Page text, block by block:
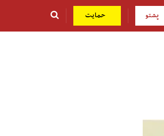
پشتو حمایت